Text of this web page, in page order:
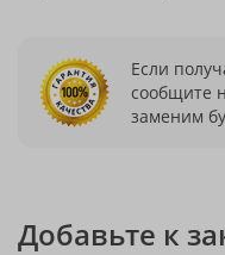
Если
сообщите
заменим
Добавьте к